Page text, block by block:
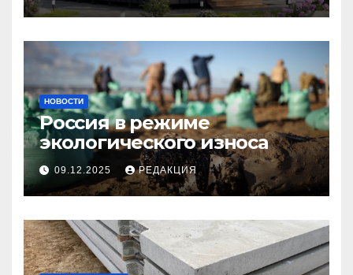
НОВОСТИ
Россия в режиме
экологического износа
09.12.2025 РЕДАКЦИЯ